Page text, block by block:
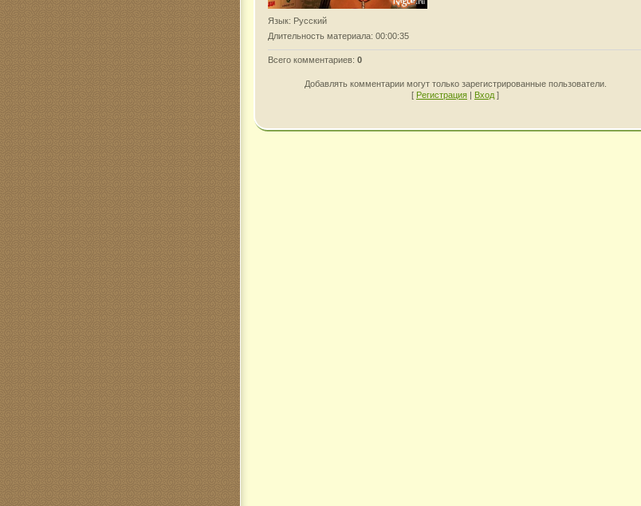
Язык: Русский
Длительность материала: 00:00:35
Всего комментариев: 0
Добавлять комментарии могут только зарегистрированные пользователи.
[ Регистрация | Вход ]